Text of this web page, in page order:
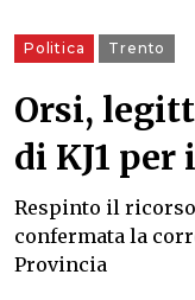
Politica Trento
Orsi,
di KJ1
Respinto il
confermata la
Provincia